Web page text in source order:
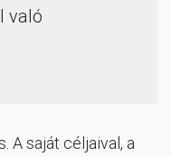
való
A saját céljaival, a